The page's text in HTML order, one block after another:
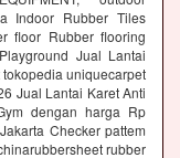
Indoor Rubber Tiles
floor Rubber flooring
Jual Lantai
uniquecarpet
Jual Lantai Karet Anti
dengan harga Rp
Checker pattem
rubber